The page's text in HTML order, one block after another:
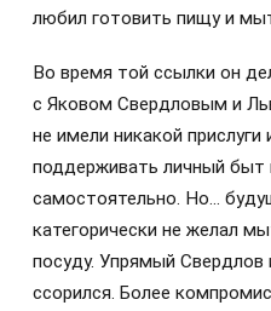
любил готовить пищу и
Во время той ссылки он
с Яковом Свердловым и
не имели никакой
поддерживать личный
самостоятельно. Но…
категорически не желал
посуду. Упрямый Свердлов
ссорился. Более